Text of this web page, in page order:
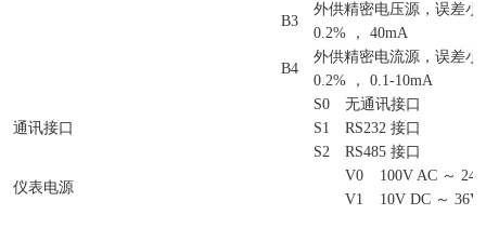
B3
外供精密电压源，误差小
0.2% ， 40mA
B4
外供精密电流源，误差小
0.2% ， 0.1-10mA
通讯接口
S0
无通讯接口
S1
RS232 接口
S2
RS485 接口
仪表电源
V0
100V AC ～
V1
10V DC ～ 36V